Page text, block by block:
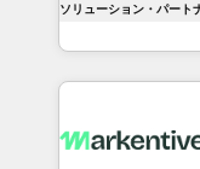
configure
AI services.
and a 3× Partner
HubSpot into
Work With 🚀 We help lean, growing companies: -
Win more
lead & deal
What do you get? 🤓 Our client's are too
ソリューション・パート